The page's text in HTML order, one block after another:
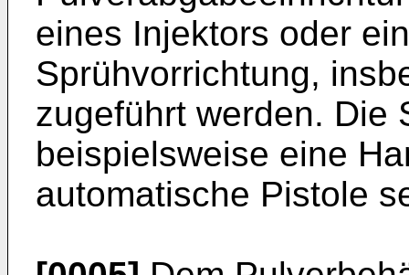
eines Injektors oder
Sprühvorrichtung,
zugeführt werden. Die
beispielsweise eine
automatische Pistole